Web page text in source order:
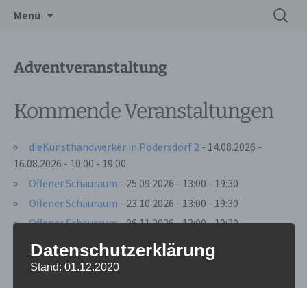
Drechslerei Spitzbart
Menü
Suchen
nach:
Adventveranstaltung
Kommende Veranstaltungen
dieKunsthandwerker in Podersdorf 2 - 14.08.2026 -
16.08.2026 - 10:00 - 19:00
Offener Schauraum - 25.09.2026 - 13:00 - 19:30
Offener Schauraum - 23.10.2026 - 13:00 - 19:30
Offener Schauraum- 06.11.2026 - 13:00 - 19:30
Datenschutzerklärung
Stand: 01.12.2020